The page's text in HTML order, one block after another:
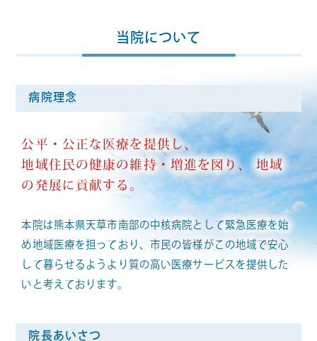
当院について
病院理念
公平・公正な医療を提供し、
地域住民の健康の維持・増進を図り、 地域
の発展に貢献する。
本院は熊本県天草市南部の中核病院として緊急医療を始
め地域医療を担っており、市民の皆様がこの地域で安心
して暮らせるようより質の高い医療サービスを提供した
いと考えております。
院長あいさつ